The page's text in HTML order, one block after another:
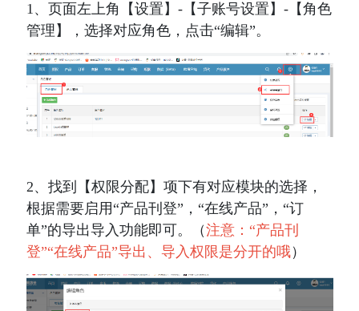
1、页面左上角【设置】-【子账号设置】-【角色
管理】，选择对应角色，点击“编辑”。
2、找到【权限分配】项下有对应模块的选择，
根据需要启用“产品刊登”，“在线产品”，“订
单”的导出导入功能即可。（注意：“产品刊
登”“在线产品”导出、导入权限是分开的哦）